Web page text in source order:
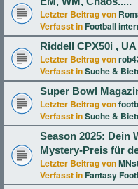
Letzter Beitrag von
Verfasst in Football
Riddell CPX50i ,
Letzter Beitrag von
Verfasst inSuche &
Super Bowl
Letzter Beitrag von
Verfasst inSuche &
Season 2025: Dein
Mystery-Preis für
Letzter Beitrag von
Verfasst in Fantasy